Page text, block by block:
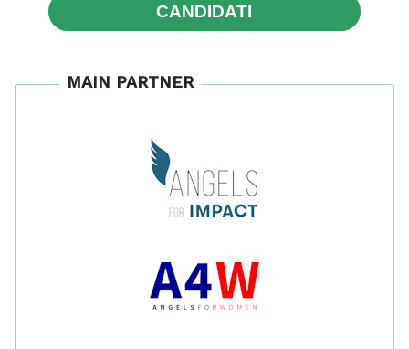
CANDIDATI
MAIN PARTNER